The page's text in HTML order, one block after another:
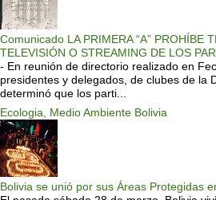
Comunicado LA PRIMERA “A” PROHÍBE
TELEVISIÓN O STREAMING DE LOS
- En reunión de directorio realizado en
presidentes y delegados, de clubes de la
determinó que los parti...
Ecologia, Medio Ambiente Bolivia
Bolivia se unió por sus Áreas Protegidas